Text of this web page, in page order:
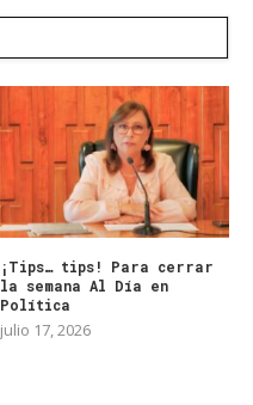
¡Tips… tips! Para cerrar
la semana Al Día en
Política
julio 17, 2026